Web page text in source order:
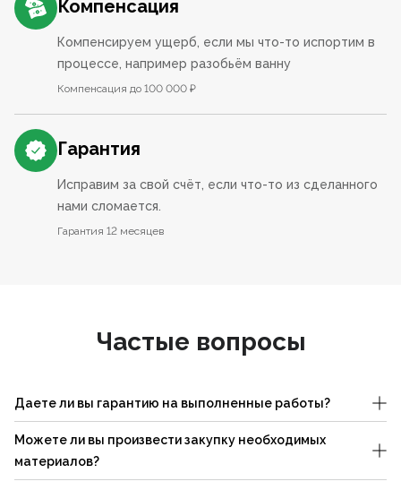
Компенсация
Компенсируем ущерб, если мы что-то испортим в
процессе, например разобьём ванну
Компенсация до 100 000 ₽
Гарантия
Исправим за свой счёт, если что-то из сделанного
нами сломается.
Гарантия 12 месяцев
Частые вопросы
Даете ли вы гарантию на выполненные работы?
Можете ли вы произвести закупку необходимых
материалов?